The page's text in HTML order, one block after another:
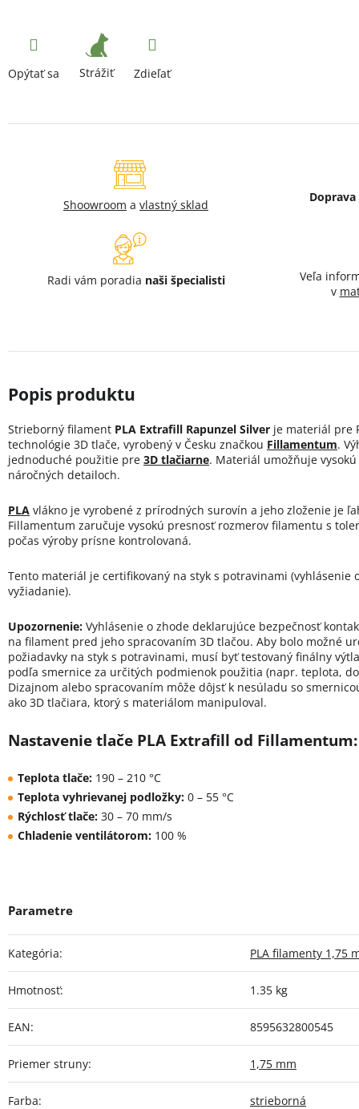
Opýtať sa Strážiť Zdieľať
Shoowroom a vlastný sklad
Radi vám poradia naši špecialisti
Veľa
v
Strieborný filament PLA Extrafill Rapunzel Silver je materiál pre
technológie 3D tlače, vyrobený v Česku značkou Fillamentum.
jednoduché použitie pre 3D tlačiarne. Materiál umožňuje
náročných detailoch.
PLA vlákno je vyrobené z prírodných surovín a jeho zloženie je
Fillamentum zaručuje vysokú presnosť rozmerov filamentu s
počas výroby prísne kontrolovaná.
Tento materiál je certifikovaný na styk s potravinami (vyhlásenie
vyžiadanie).
Upozornenie: Vyhlásenie o zhode deklarujúce bezpečnosť
na filament pred jeho spracovaním 3D tlačou. Aby bolo možné
požiadavky na styk s potravinami, musí byť testovaný finálny
podľa smernice za určitých podmienok použitia (napr. teplota,
Dizajnom alebo spracovaním môže dôjsť k nesúladu so
ako 3D tlačiara, ktorý s materiálom manipuloval.
Nastavenie tlače PLA Extrafill od Fillamentum:
Teplota tlače: 190 – 210 °C
Teplota vyhrievanej podložky: 0 – 55 °C
Rýchlosť tlače: 30 – 70 mm/s
Chladenie ventilátorom: 100 %
Kategória: PLA filamenty 1,75
Hmotnosť: 1.35 kg
EAN: 8595632800545
Priemer struny: 1,75 mm
Farba: strieborná